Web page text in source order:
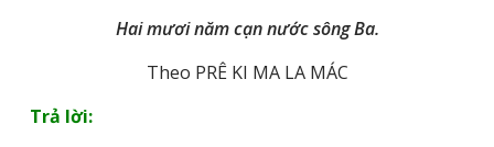
Hai mươi năm cạn nước sông Ba.
Theo PRÊ KI MA LA MÁC
Trả lời: